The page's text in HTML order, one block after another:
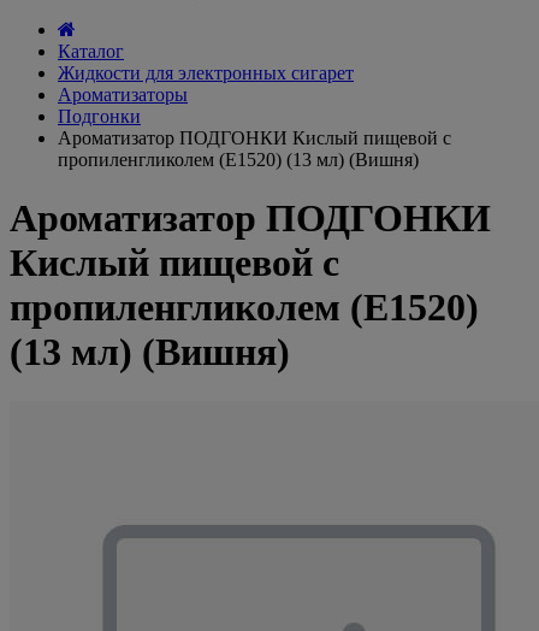
Каталог
Жидкости для электронных сигарет
Ароматизаторы
Подгонки
Ароматизатор ПОДГОНКИ Кислый пищевой с
пропиленгликолем (Е1520) (13 мл) (Вишня)
Ароматизатор ПОДГОНКИ
Кислый пищевой с
пропиленгликолем (Е1520)
(13 мл) (Вишня)